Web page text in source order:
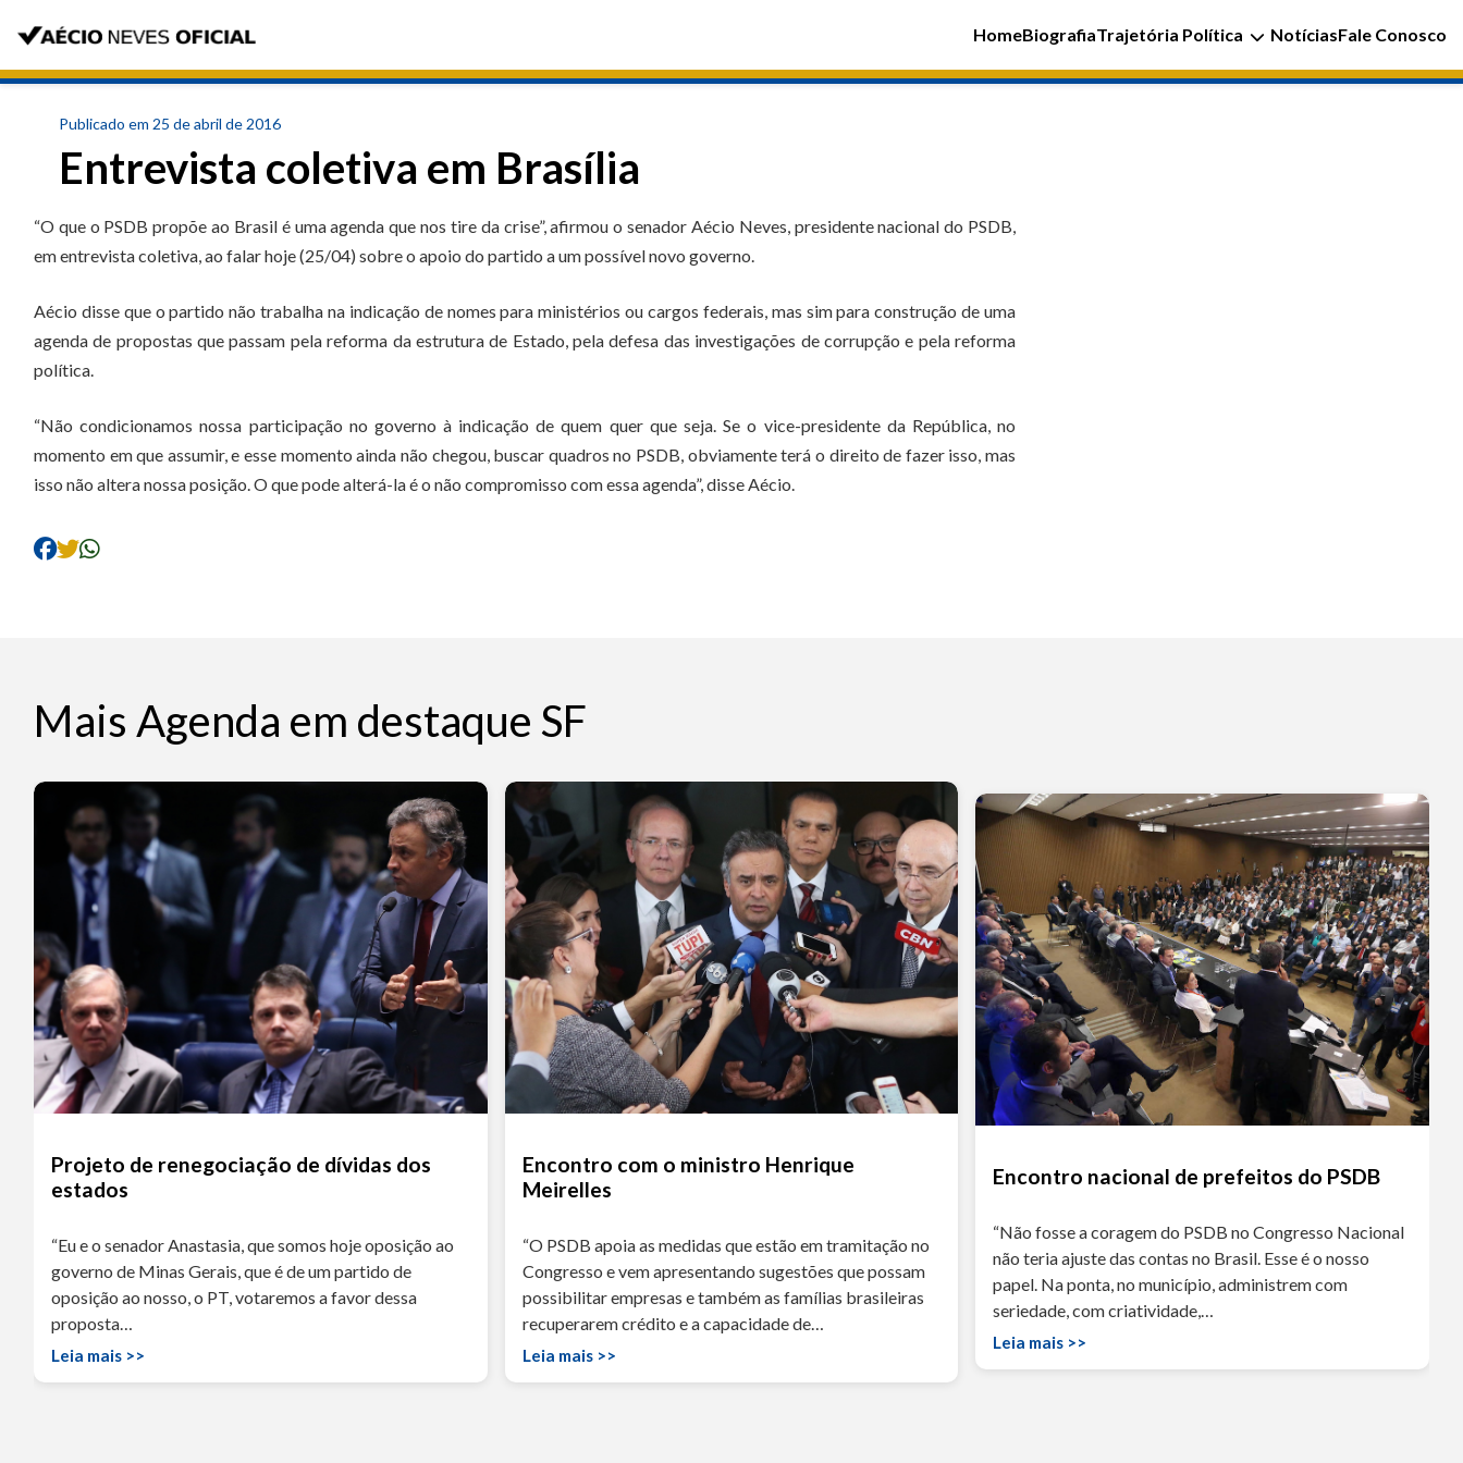
HomeBiografiaTrajetória Política NotíciasFale Conosco
Publicado em 25 de abril de 2016
Entrevista coletiva em Brasília
“O que o PSDB propõe ao Brasil é uma agenda que nos tire da crise”, afirmou o senador Aécio Neves, presidente nacional do PSDB,
em entrevista coletiva, ao falar hoje (25/04) sobre o apoio do partido a um possível novo governo.
Aécio disse que o partido não trabalha na indicação de nomes para ministérios ou cargos federais, mas sim para construção de uma
agenda de propostas que passam pela reforma da estrutura de Estado, pela defesa das investigações de corrupção e pela reforma
política.
“Não condicionamos nossa participação no governo à indicação de quem quer que seja. Se o vice-presidente da República, no
momento em que assumir, e esse momento ainda não chegou, buscar quadros no PSDB, obviamente terá o direito de fazer isso, mas
isso não altera nossa posição. O que pode alterá-la é o não compromisso com essa agenda”, disse Aécio.
Mais Agenda em destaque SF
Projeto de renegociação de dívidas dos
estados
“Eu e o senador Anastasia, que somos hoje oposição ao
governo de Minas Gerais, que é de um partido de
oposição ao nosso, o PT, votaremos a favor dessa
proposta…
Leia mais >>
Encontro com o ministro Henrique
Meirelles
“O PSDB apoia as medidas que estão em tramitação no
Congresso e vem apresentando sugestões que possam
possibilitar empresas e também as famílias brasileiras
recuperarem crédito e a capacidade de…
Leia mais >>
Encontro nacional de prefeitos do PSDB
“Não fosse a coragem do PSDB no Congresso Nacional
não teria ajuste das contas no Brasil. Esse é o nosso
papel. Na ponta, no município, administrem com
seriedade, com criatividade,…
Leia mais >>